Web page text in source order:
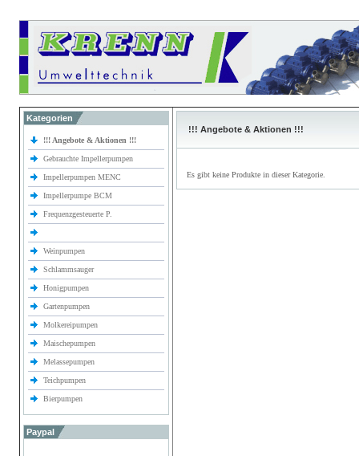
Kategorien
!!! Angebote & Aktionen !!!
Gebrauchte Impellerpumpen
Impellerpumpen MENC
Impellerpumpe BCM
Frequenzgesteuerte P.
Weinpumpen
Schlammsauger
Honigpumpen
Gartenpumpen
Molkereipumpen
Maischepumpen
Melassepumpen
Teichpumpen
Bierpumpen
Paypal
!!! Angebote & Aktionen !!!
Es gibt keine Produkte in dieser Kategorie.